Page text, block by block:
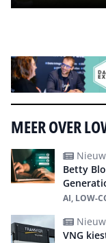
MEER OVER
Betty
AI, LOW-
VNG